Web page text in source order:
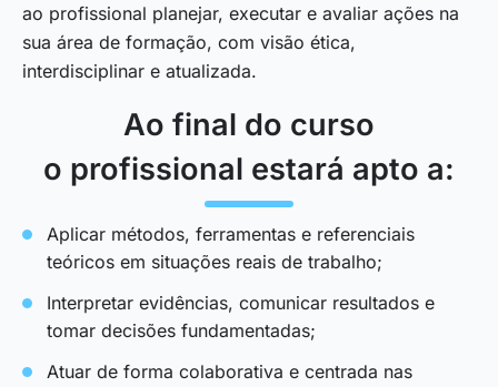
ao profissional planejar, executar e avaliar ações na
sua área de formação, com visão ética,
interdisciplinar e atualizada.
Ao final do curso
o profissional estará apto a:
Aplicar métodos, ferramentas e referenciais
teóricos em situações reais de trabalho;
Interpretar evidências, comunicar resultados e
tomar decisões fundamentadas;
Atuar de forma colaborativa e centrada nas